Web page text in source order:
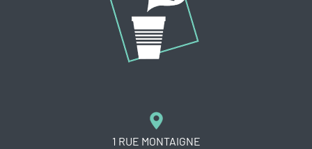
1 RUE MONTAIGNE